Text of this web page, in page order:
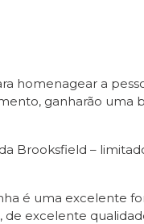
homenagear a
ganharão uma
Brooksfield –
é uma excelente
excelente